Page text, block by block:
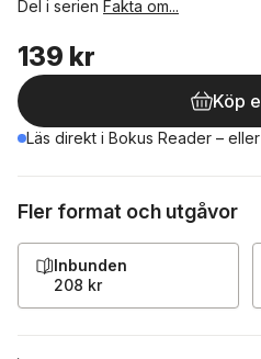
Del i serien Fakta om...
139 kr
Köp
Läs direkt i Bokus Reader –
Fler format och utgåvor
Inbunden
208 kr